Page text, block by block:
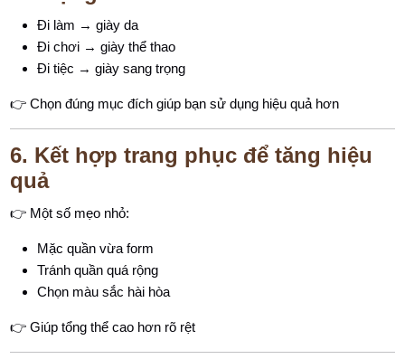
Đi làm → giày da
Đi chơi → giày thể thao
Đi tiệc → giày sang trọng
👉 Chọn đúng mục đích giúp bạn sử dụng hiệu quả hơn
6. Kết hợp trang phục để tăng hiệu
quả
👉 Một số mẹo nhỏ:
Mặc quần vừa form
Tránh quần quá rộng
Chọn màu sắc hài hòa
👉 Giúp tổng thể cao hơn rõ rệt